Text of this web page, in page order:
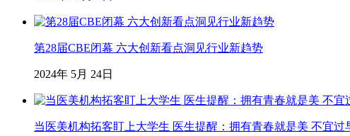
第28届CBE闭幕 六大创新看点洞见行业新趋势
2024年 5月 24日
当医美机构拓客盯上大学生 医生提醒：拥有青春就是美 不宜过